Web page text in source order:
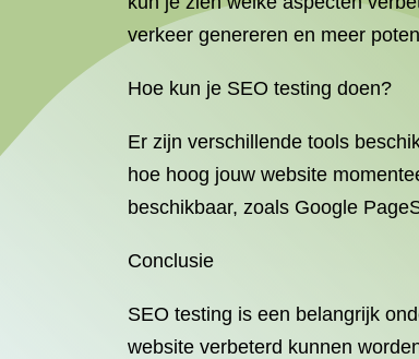
verkeer genereren en meer
Hoe kun je SEO testing doen?
Er zijn verschillende tools
hoe hoog jouw website
beschikbaar, zoals Google
Conclusie
SEO testing is een belangrijk
website verbeterd kunnen